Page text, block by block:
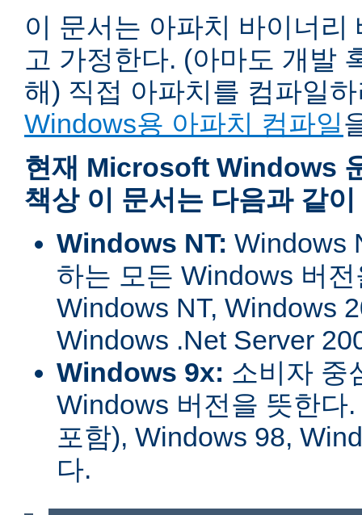
이 문서는 아파치 바이너리
고 가정한다. (아마도 개발
해) 직접 아파치를 컴파일
Windows용 아파치 컴파일
현재 Microsoft Windows
책상 이 문서는 다음과 같
Windows NT: Windows
하는 모든 Windows 버
Windows NT, Windows
Windows .Net Server
Windows 9x: 소비자 중
Windows 버전을 뜻한다
포함), Windows 98,
다.